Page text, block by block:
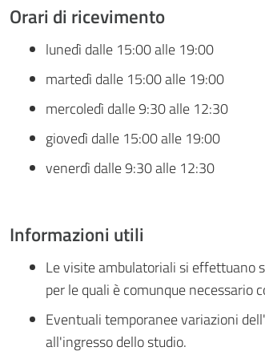
Orari di ricevimento
lunedì dalle 15:00 alle 19:00
martedì dalle 15:00 alle 19:00
mercoledì dalle 9:30 alle 12:30
giovedì dalle 15:00 alle 19:00
venerdì dalle 9:30 alle 12:30
Informazioni utili
Le visite ambulatoriali si effettuano
per le quali è comunque necessario
Eventuali temporanee variazioni
all'ingresso dello studio.